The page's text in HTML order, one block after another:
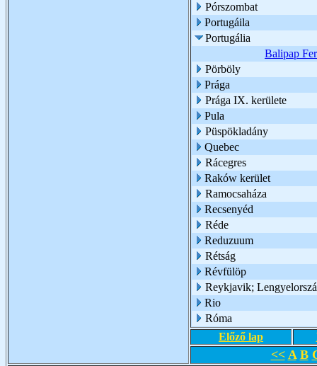
Pórszombat
Portugáila
Portugália
Balipap
Pörböly
Prága
Prága IX. kerülete
Pula
Püspökladány
Quebec
Rácegres
Raków kerület
Ramocsaháza
Recsenyéd
Réde
Reduzuum
Rétság
Révfülöp
Reykjavik;
Rio
Róma
Előző lap
<< A B